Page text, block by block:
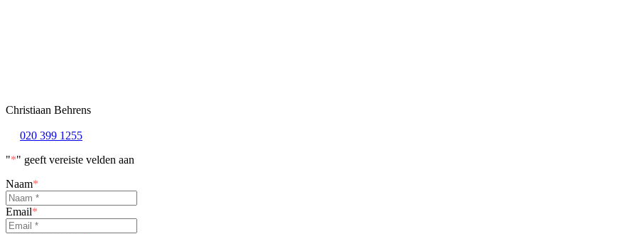
Christiaan Behrens
020 399 1255
"*" geeft vereiste velden aan
Naam*
Email*